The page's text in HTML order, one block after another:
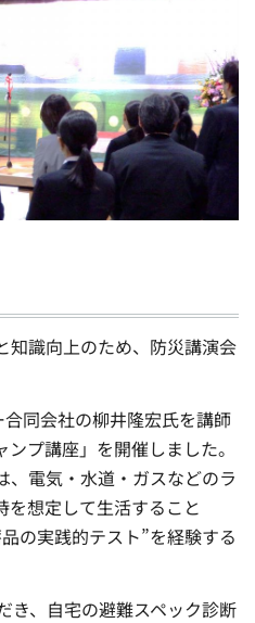
知識向上のため、防災講演会
同会社の柳井隆宏氏を講師
プ講座」を開催しました。
、電気・水道・ガスなどのラ
を想定して生活すること
の実践的テスト”を経験する
き、自宅の避難スペック診断